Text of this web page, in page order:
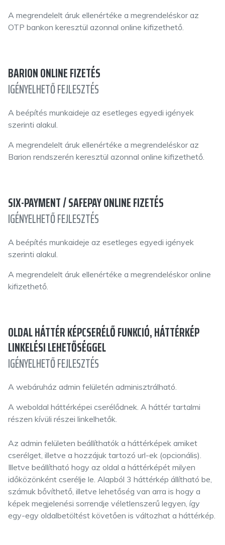
A megrendelelt áruk ellenértéke a megrendeléskor az
OTP bankon keresztül azonnal online kifizethető.
BARION ONLINE FIZETÉS
IGÉNYELHETŐ FEJLESZTÉS
A beépítés munkaideje az esetleges egyedi igények
szerinti alakul.
A megrendelelt áruk ellenértéke a megrendeléskor az
Barion rendszerén keresztül azonnal online kifizethető.
SIX-PAYMENT / SAFEPAY ONLINE FIZETÉS
IGÉNYELHETŐ FEJLESZTÉS
A beépítés munkaideje az esetleges egyedi igények
szerinti alakul.
A megrendelelt áruk ellenértéke a megrendeléskor online
kifizethető.
OLDAL HÁTTÉR KÉPCSERÉLŐ FUNKCIÓ, HÁTTÉRKÉP
LINKELÉSI LEHETŐSÉGGEL
IGÉNYELHETŐ FEJLESZTÉS
A webáruház admin felületén adminisztrálható.
A weboldal háttérképei cserélődnek. A háttér tartalmi
részen kívüli részei linkelhetők.
Az admin felületen beállíthatók a háttérképek amiket
cserélget, illetve a hozzájuk tartozó url-ek (opcionális).
Illetve beállítható hogy az oldal a háttérképét milyen
időközönként cserélje le. Alapból 3 háttérkép állítható be,
számuk bővíthető, illetve lehetőség van arra is hogy a
képek megjelenési sorrendje véletlenszerű legyen, így
egy-egy oldalbetöltést követően is változhat a háttérkép.